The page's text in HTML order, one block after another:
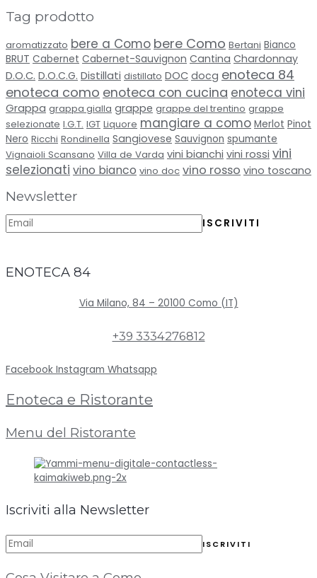
Tag prodotto
aromatizzato bere a Como bere Como Bertani Bianco
BRUT Cabernet Cabernet-Sauvignon Cantina Chardonnay
D.O.C. D.O.C.G. Distillati distillato DOC docg enoteca 84
enoteca como enoteca con cucina enoteca vini
Grappa grappa gialla grappe grappe del trentino grappe
selezionate I.G.T. IGT Liquore mangiare a como Merlot Pinot
Nero Ricchi Rondinella Sangiovese Sauvignon spumante
Vignaioli Scansano Villa de Varda vini bianchi vini rossi vini
selezionati vino bianco vino doc vino rosso vino toscano
Newsletter
ENOTECA 84
Via Milano, 84 – 20100 Como (IT)
+39 3334276812
Facebook Instagram Whatsapp
Enoteca e Ristorante
Menu del Ristorante
Iscriviti alla Newsletter